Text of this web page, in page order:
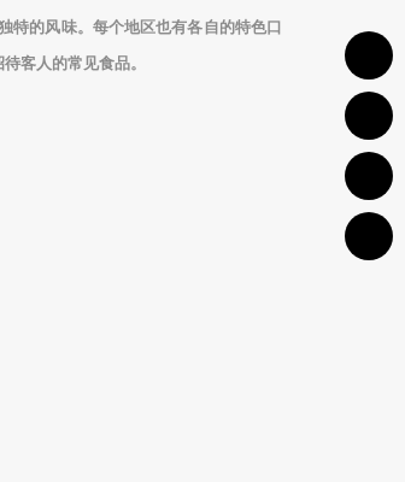
特的风味。每个地区也有各自的特色口
客人的常见食品。